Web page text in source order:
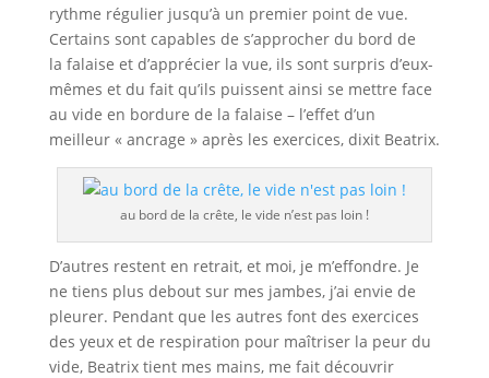
rythme régulier jusqu’à un premier point de vue.
Certains sont capables de s’approcher du bord de
la falaise et d’apprécier la vue, ils sont surpris d’eux-
mêmes et du fait qu’ils puissent ainsi se mettre face
au vide en bordure de la falaise – l’effet d’un
meilleur « ancrage » après les exercices, dixit Beatrix.
au bord de la crête, le vide n’est pas loin !
D’autres restent en retrait, et moi, je m’effondre. Je
ne tiens plus debout sur mes jambes, j’ai envie de
pleurer. Pendant que les autres font des exercices
des yeux et de respiration pour maîtriser la peur du
vide, Beatrix tient mes mains, me fait découvrir